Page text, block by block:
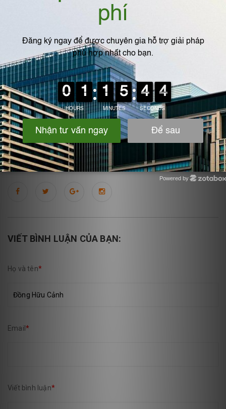
Thành bể dày giúp tăng cường độ bền, tránh biến dạng trong quá
ngăn ngừa rò rỉ hóa chất.
- Đơn Vị Cung Cấp Uy Tín
Lựa chọn nhà cung cấp có kinh nghiệm và uy tín trong ngành để
đảm bảo chất lượng sản phẩm.
Ưu tiên các đơn vị có chính sách bảo hành và hỗ trợ kỹ thuật sau
bán hàng.
Nếu bạn quan tâm tới bể nhựa pp hãy liên hệ 0975.360.629 để
nhận được hỗ trợ tư vấn tốt nhất!
VIẾT BÌNH LUẬN CỦA BẠN:
Họ và tên*
Email *
Viết bình luận*
Powered by